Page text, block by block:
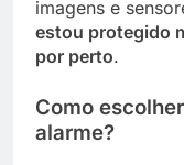
imagens e
estou protegido
por perto.
Como
alarme?